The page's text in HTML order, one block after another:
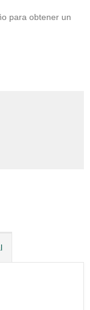
para obtener un